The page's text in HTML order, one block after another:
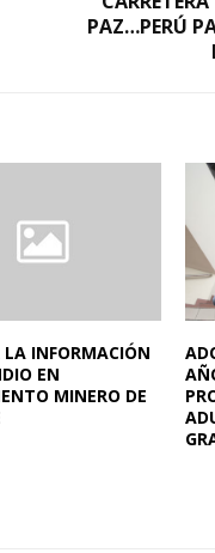
PAZ…PERÚ
LA INFORMACIÓN
EN
MINERO DE